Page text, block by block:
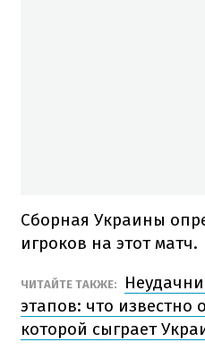
Сборная Украины
игроков на этот матч.
ЧИТАЙТЕ ТАКЖЕ:
этапов: что известно
которой сыграет